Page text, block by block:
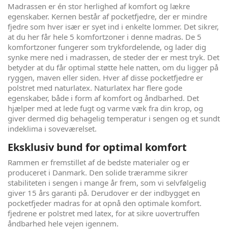
Madrassen er én stor herlighed af komfort og lækre
egenskaber. Kernen består af pocketfjedre, der er mindre
fjedre som hver især er syet ind i enkelte lommer. Det sikrer,
at du her får hele 5 komfortzoner i denne madras. De 5
komfortzoner fungerer som trykfordelende, og lader dig
synke mere ned i madrassen, de steder der er mest tryk. Det
betyder at du får optimal støtte hele natten, om du ligger på
ryggen, maven eller siden. Hver af disse pocketfjedre er
polstret med naturlatex. Naturlatex har flere gode
egenskaber, både i form af komfort og åndbarhed. Det
hjælper med at lede fugt og varme væk fra din krop, og
giver dermed dig behagelig temperatur i sengen og et sundt
indeklima i soveværelset.
Eksklusiv bund for optimal komfort
Rammen er fremstillet af de bedste materialer og er
produceret i Danmark. Den solide træramme sikrer
stabiliteten i sengen i mange år frem, som vi selvfølgelig
giver 15 års garanti på. Derudover er der indbygget en
pocketfjeder madras for at opnå den optimale komfort.
fjedrene er polstret med latex, for at sikre uovertruffen
åndbarhed hele vejen igennem.